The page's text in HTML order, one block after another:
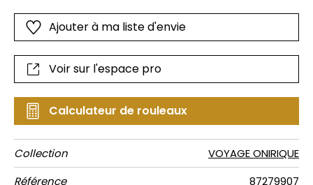
Ajouter à ma liste d'envie
Voir sur l'espace pro
Calculateur de rouleaux
Collection
VOYAGE ONIRIQUE
Référence
87279907